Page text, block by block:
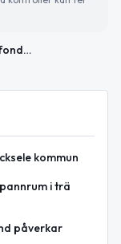
Språklig mångfald och fondsparande i fokus idag
kommun
i trä
påverkar